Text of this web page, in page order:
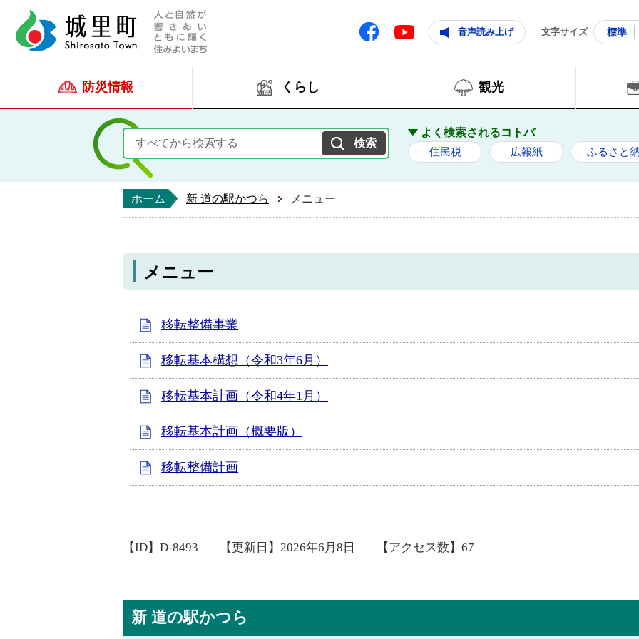
Facebook Youtube 音声読み上げ 文字サイズ 標準
防災情報 くらし 観光
よく検索されるコトバ
住民税 広報紙 ふるさと
ホーム 新 道の駅かつら メニュー
メニュー
移転整備事業
移転基本構想（令和3年6月）
移転基本計画（令和4年1月）
移転基本計画（概要版）
移転整備計画
【ID】 D-8493 【更新日】 2026年6月8日 【アクセス数】 67
新 道の駅かつら